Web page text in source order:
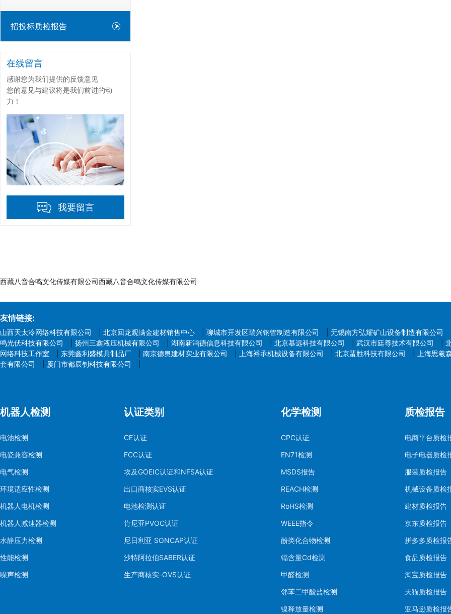
招投标质检报告
在线留言
感谢您为我们提供的反馈意见
您的意见与建议将是我们前进的动
力！
我要留言
西藏八音合鸣文化传媒有限公司西藏八音合鸣文化传媒有限公司
友情链接:
山西天太冷网络科技有限公司 北京回龙观满金建材销售中心 聊城市开发区瑞兴钢管制造有限公司 无锡南方弘耀矿山设备制造有限公司
鸣光伏科技有限公司
扬州三鑫液压机械有限公司 湖南新鸿德信息科技有限公司 北京慕远科技有限公司 武汉市廷尊技术有限公司
网络科技工作室
东莞鑫利盛模具制品厂 南京德奥建材实业有限公司 上海裕承机械设备有限公司 北京蜚胜科技有限公司
上海思羲
套有限公司
厦门市都辰钊科技有限公司
机器人检测
电池检测
电瓷兼容检测
电气检测
环境适应性检测
机器人电机检测
机器人减速器检测
水静压力检测
性能检测
噪声检测
认证类别
CE认证
FCC认证
埃及GOEIC认证和NFSA认证
出口商核实EVS认证
电池检测认证
肯尼亚PVOC认证
尼日利亚 SONCAP认证
沙特阿拉伯SABER认证
生产商核实-OVS认证
化学检测
CPC认证
EN71检测
MSDS报告
REACH检测
RoHS检测
WEEE指令
酚类化合物检测
镉含量Cd检测
甲醛检测
邻苯二甲酸盐检测
镍释放量检测
质检报告
电商平台质检
电子电器质检
服装质检报告
机械设备质检
建材质检报告
京东质检报告
拼多多质检报
食品质检报告
淘宝质检报告
天猫质检报告
亚马逊质检报